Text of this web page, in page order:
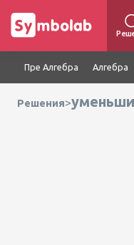
Пре Алгебра Алгебра
Решения>